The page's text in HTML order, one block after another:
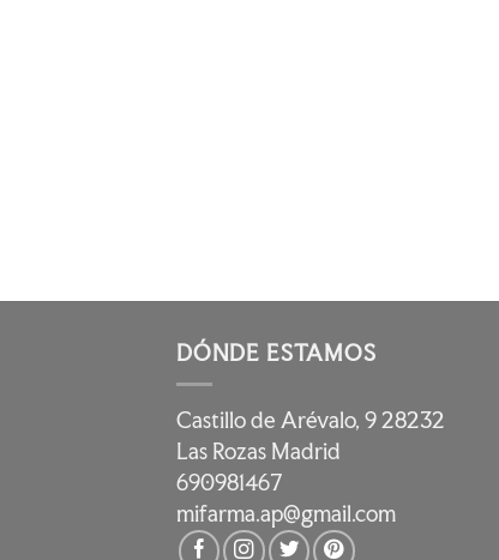
DÓNDE ESTAMOS
Castillo de Arévalo, 9 28232
Las Rozas Madrid
690981467
mifarma.ap@gmail.com